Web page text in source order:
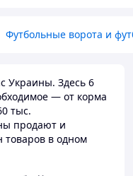
Футбольные ворота и
Украины. Здесь 6
— от корма
тыс.
продают и
товаров в одном